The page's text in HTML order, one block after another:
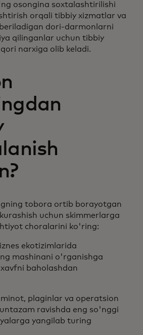
osongina soxtalashtirilishi
orqali tibbiy xizmatlar va
dori-darmonlarni
qilinganlar uchun tibbiy
narxiga olib keladi.
tobora ortib borayotgan
uchun skimmerlarga
choralarini ko'ring:
ekotizimlarida
mashinani o'rganishga
baholashdan
plaginlar va operatsion
ravishda eng so'nggi
yangilab turing